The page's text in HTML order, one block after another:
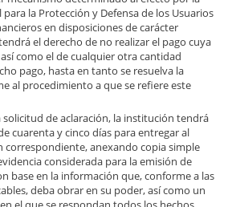
la Protección y Defensa de los Usuarios
en disposiciones de carácter
el derecho de no realizar el pago cuya
como el de cualquier otra cantidad
pago, hasta en tanto se resuelva la
al procedimiento a que se refiere este
solicitud de aclaración, la institución tendrá
cuarenta y cinco días para entregar al
correspondiente, anexando copia simple
considerada para la emisión de
base en la información que, conforme a las
deba obrar en su poder, así como un